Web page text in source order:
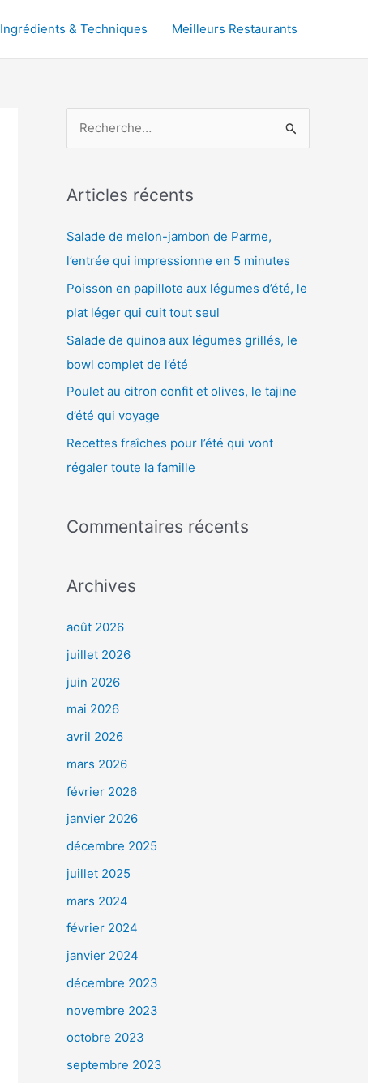
Ingrédients & Techniques Meilleurs Restaurants
h
r
c
h
e
r
:
Articles récents
Salade de melon-jambon de Parme,
l’entrée qui impressionne en 5 minutes
Poisson en papillote aux légumes d’été, le
plat léger qui cuit tout seul
Salade de quinoa aux légumes grillés, le
bowl complet de l’été
Poulet au citron confit et olives, le tajine
d’été qui voyage
Recettes fraîches pour l’été qui vont
régaler toute la famille
Commentaires récents
Archives
août 2026
juillet 2026
juin 2026
mai 2026
avril 2026
mars 2026
février 2026
janvier 2026
décembre 2025
juillet 2025
mars 2024
février 2024
janvier 2024
décembre 2023
novembre 2023
octobre 2023
septembre 2023